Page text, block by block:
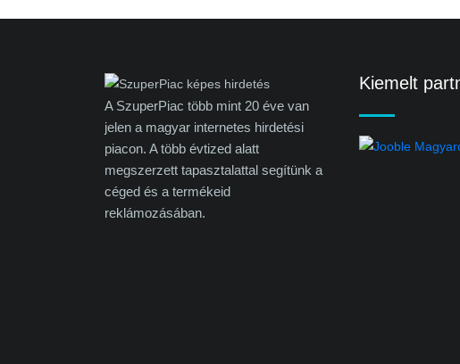
A SzuperPiac több mint 20 éve van
jelen a magyar internetes hirdetési
piacon. A több évtized alatt
megszerzett tapasztalattal segítünk a
céged és a termékeid
reklámozásában.
Kiemelt